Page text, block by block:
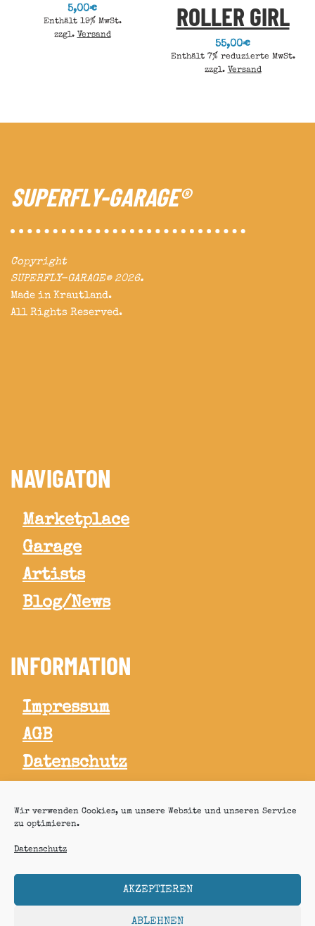
Wir verwenden Cookies, um unsere Website und unseren Service
zu optimieren.
Datenschutz
AKZEPTIEREN
ABLEHNEN
5,00€
Enthält 19% MwSt.
zzgl.Versand
ROLLER GIRL
55,00€
Enthält 7% reduzierte MwSt.
zzgl.Versand
SUPERFLY-GARAGE®
Copyright
SUPERFLY-GARAGE® 2026.
Made in Krautland.
All Rights Reserved.
NAVIGATON
Marketplace
Garage
Artists
Blog/News
INFORMATION
Impressum
AGB
Datenschutz
KRAUTLAND KONNECTION